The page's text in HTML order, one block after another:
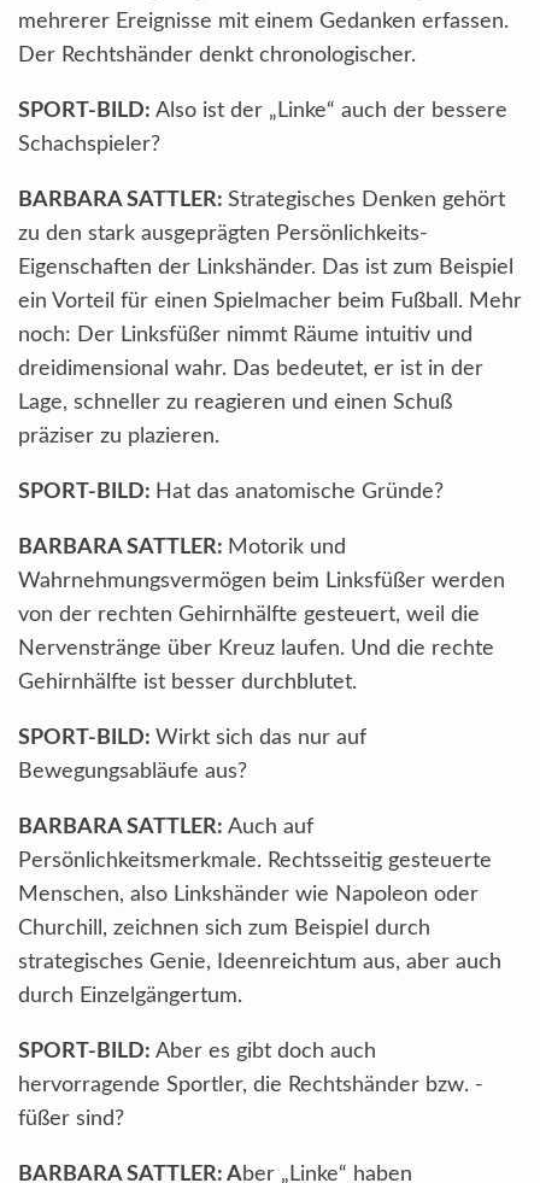
mehrerer Ereignisse mit einem Gedanken erfassen.
Der Rechtshänder denkt chronologischer.
SPORT-BILD: Also ist der „Linke“ auch der bessere
Schachspieler?
BARBARA SATTLER: Strategisches Denken gehört
zu den stark ausgeprägten Persönlichkeits-
Eigenschaften der Linkshänder. Das ist zum Beispiel
ein Vorteil für einen Spielmacher beim Fußball. Mehr
noch: Der Linksfüßer nimmt Räume intuitiv und
dreidimensional wahr. Das bedeutet, er ist in der
Lage, schneller zu reagieren und einen Schuß
präziser zu plazieren.
SPORT-BILD: Hat das anatomische Gründe?
BARBARA SATTLER: Motorik und
Wahrnehmungsvermögen beim Linksfüßer werden
von der rechten Gehirnhälfte gesteuert, weil die
Nervenstränge über Kreuz laufen. Und die rechte
Gehirnhälfte ist besser durchblutet.
SPORT-BILD: Wirkt sich das nur auf
Bewegungsabläufe aus?
BARBARA SATTLER: Auch auf
Persönlichkeitsmerkmale. Rechtsseitig gesteuerte
Menschen, also Linkshänder wie Napoleon oder
Churchill, zeichnen sich zum Beispiel durch
strategisches Genie, Ideenreichtum aus, aber auch
durch Einzelgängertum.
SPORT-BILD: Aber es gibt doch auch
hervorragende Sportler, die Rechtshänder bzw. -
füßer sind?
BARBARA SATTLER: Aber „Linke“ haben